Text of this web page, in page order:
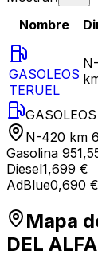
Nombre
GASOLEOS
TERUEL
N-420 km
Gasolina 95
Diesel1,699 €
AdBlue0,690 €
Mapa
DEL